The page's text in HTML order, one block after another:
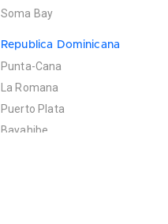
Soma Bay
Republica Dominicana
Punta-Cana
La Romana
Puerto Plata
Bayahibe